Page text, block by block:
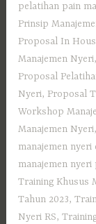
pelatihan pain
Prinsip
Proposal In
Manajemen Nyeri,
Proposal
Nyeri, Proposal
Workshop
Manajemen Nyeri,
manajemen
manajemen
Training Khusus
Tahun 2023,
Nyeri RS,